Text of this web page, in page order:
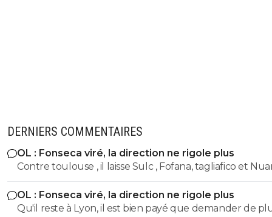
DERNIERS COMMENTAIRES
OL : Fonseca viré, la direction ne rigole plus
Contre toulouse , il laisse Sulc , Fofana, tagliafico et
sur le banc... de plus avec son délire de foutre Endrick
aillier, tu te tapes l'autre plot nullissime de
Voila voila
OL : Fonseca viré, la direction ne rigole plus
Qu'il reste à Lyon, il est bien payé que demander de